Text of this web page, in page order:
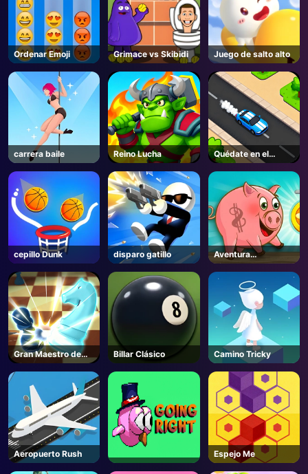
AD
Ordenar Emoji Grimace vs Skibidi Juego de salto alto
carrera baile Reino Lucha
Quédate en el
camino
cepillo Dunk disparo gatillo
Aventura
Piggybank
Gran Maestro de
Ajedrez
Billar Clásico Camino Tricky
Aeropuerto Rush Espejo Me